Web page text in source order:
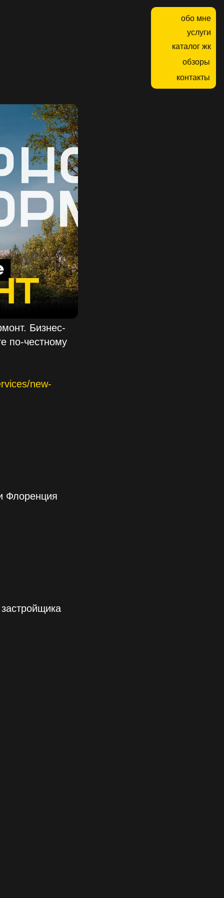
обо мне
услуги
каталог жк
контакты
обзоры
Бизнес-
по-честному
new-
Флоренция